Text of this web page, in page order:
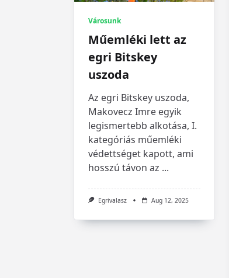
Városunk
Műemléki lett az
egri Bitskey
uszoda
Az egri Bitskey uszoda,
Makovecz Imre egyik
legismertebb alkotása, I.
kategóriás műemléki
védettséget kapott, ami
hosszú távon az ...
Egrivalasz Aug 12, 2025